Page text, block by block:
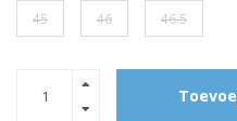
45 46 46.5